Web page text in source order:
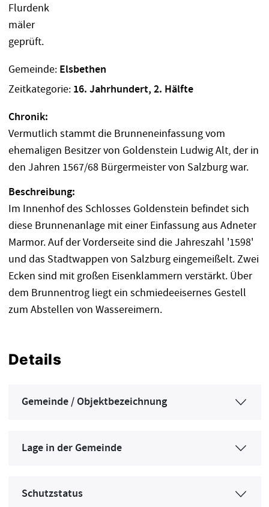
Gemeinde: Elsbethen
Zeitkategorie: 16. Jahrhundert, 2. Hälfte
Chronik:
Vermutlich stammt die Brunneneinfassung vom
ehemaligen Besitzer von Goldenstein Ludwig Alt, der in
den Jahren 1567/68 Bürgermeister von Salzburg war.
Beschreibung:
Im Innenhof des Schlosses Goldenstein befindet sich
diese Brunnenanlage mit einer Einfassung aus Adneter
Marmor. Auf der Vorderseite sind die Jahreszahl '1598'
und das Stadtwappen von Salzburg eingemeißelt. Zwei
Ecken sind mit großen Eisenklammern verstärkt. Über
dem Brunnentrog liegt ein schmiedeeisernes Gestell
zum Abstellen von Wassereimern.
Details
Gemeinde / Objektbezeichnung
Lage in der Gemeinde
Schutzstatus